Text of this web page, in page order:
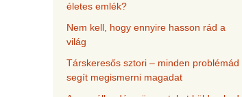
életes emlék?
Nem kell, hogy ennyire hasson rád a
világ
Társkeresős sztori – minden problémád
segít megismerni magadat